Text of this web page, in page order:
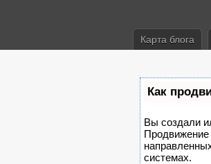
Карта блога
Как
Вы создали
Продвижение
системах.